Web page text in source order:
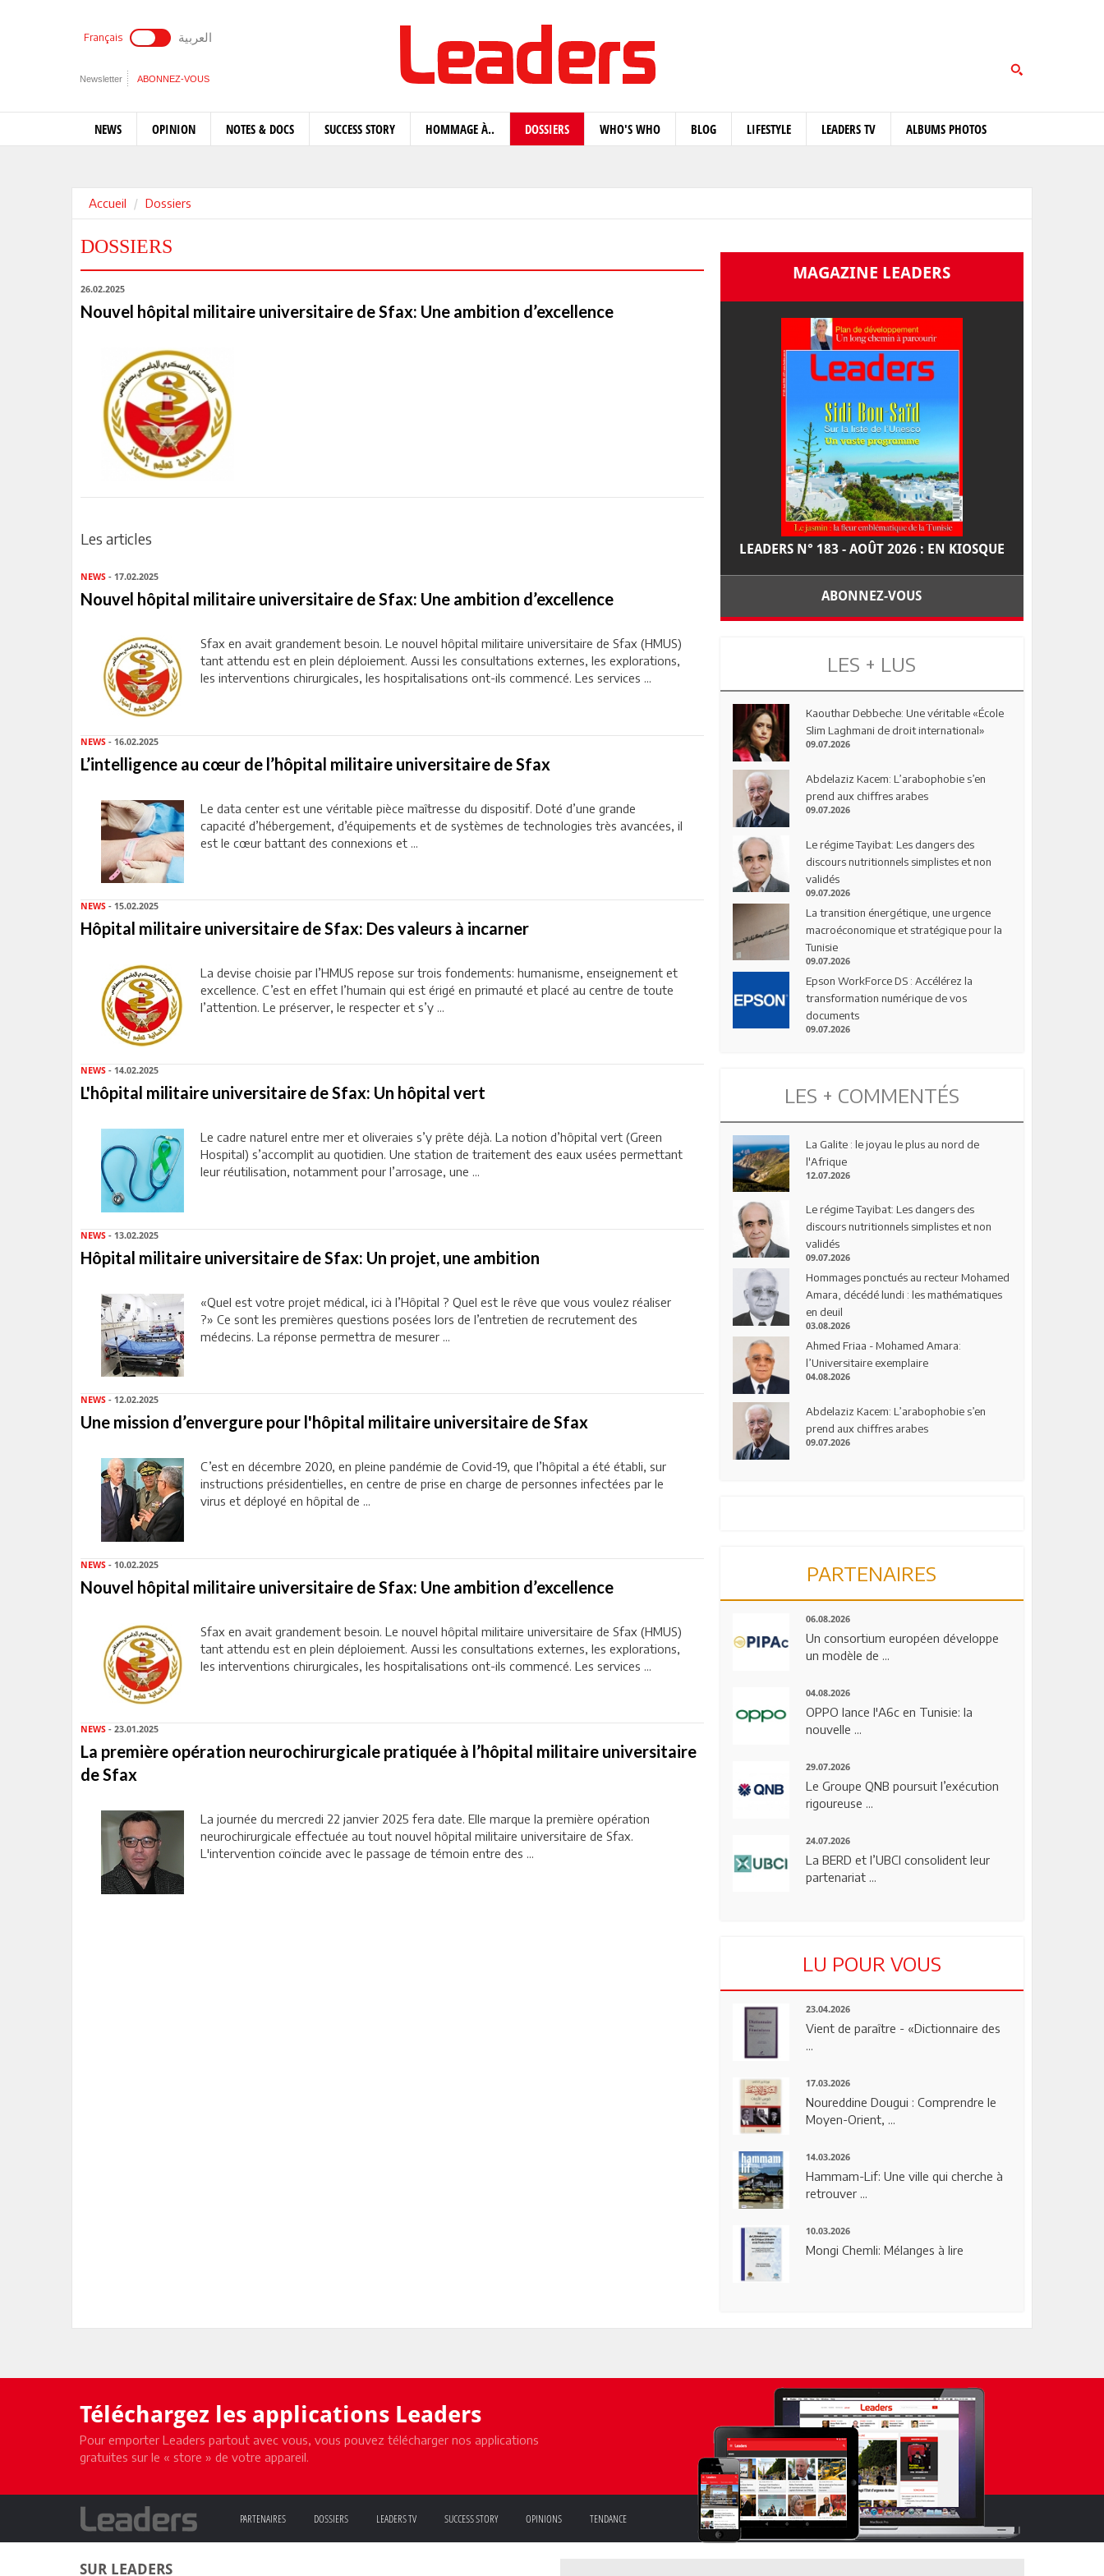
Français العربية
Newsletter ABONNEZ-VOUS
NEWS OPINION NOTES & DOCS SUCCESS STORY HOMMAGE À.. DOSSIERS WHO'S WHO BLOG LIFESTYLE LEADERS TV ALBUMS PHOTOS
Accueil Dossiers
DOSSIERS
26.02.2025
Nouvel hôpital militaire universitaire de Sfax: Une ambition d’excellence
Les articles
NEWS - 17.02.2025
Nouvel hôpital militaire universitaire de Sfax: Une ambition d’excellence
Sfax en avait grandement besoin. Le nouvel hôpital militaire universitaire de Sfax (HMUS)
tant attendu est en plein déploiement. Aussi les consultations externes, les explorations,
les interventions chirurgicales, les hospitalisations ont-ils commencé. Les services ...
NEWS - 16.02.2025
L’intelligence au cœur de l’hôpital militaire universitaire de Sfax
Le data center est une véritable pièce maîtresse du dispositif. Doté d’une grande
capacité d’hébergement, d’équipements et de systèmes de technologies très avancées, il
est le cœur battant des connexions et ...
NEWS - 15.02.2025
Hôpital militaire universitaire de Sfax: Des valeurs à incarner
La devise choisie par l’HMUS repose sur trois fondements: humanisme, enseignement et
excellence. C’est en effet l’humain qui est érigé en primauté et placé au centre de toute
l’attention. Le préserver, le respecter et s’y ...
NEWS - 14.02.2025
L'hôpital militaire universitaire de Sfax: Un hôpital vert
Le cadre naturel entre mer et oliveraies s’y prête déjà. La notion d’hôpital vert (Green
Hospital) s’accomplit au quotidien. Une station de traitement des eaux usées permettant
leur réutilisation, notamment pour l’arrosage, une ...
NEWS - 13.02.2025
Hôpital militaire universitaire de Sfax: Un projet, une ambition
«Quel est votre projet médical, ici à l’Hôpital ? Quel est le rêve que vous voulez réaliser
?» Ce sont les premières questions posées lors de l’entretien de recrutement des
médecins. La réponse permettra de mesurer ...
NEWS - 12.02.2025
Une mission d’envergure pour l'hôpital militaire universitaire de Sfax
C’est en décembre 2020, en pleine pandémie de Covid-19, que l’hôpital a été établi, sur
instructions présidentielles, en centre de prise en charge de personnes infectées par le
virus et déployé en hôpital de ...
NEWS - 10.02.2025
Nouvel hôpital militaire universitaire de Sfax: Une ambition d’excellence
Sfax en avait grandement besoin. Le nouvel hôpital militaire universitaire de Sfax (HMUS)
tant attendu est en plein déploiement. Aussi les consultations externes, les explorations,
les interventions chirurgicales, les hospitalisations ont-ils commencé. Les services ...
NEWS - 23.01.2025
La première opération neurochirurgicale pratiquée à l’hôpital militaire universitaire
de Sfax
La journée du mercredi 22 janvier 2025 fera date. Elle marque la première opération
neurochirurgicale effectuée au tout nouvel hôpital militaire universitaire de Sfax.
L'intervention coïncide avec le passage de témoin entre des ...
MAGAZINE LEADERS
LEADERS N° 183 - AOÛT 2026 : EN KIOSQUE
ABONNEZ-VOUS
LES + LUS
Kaouthar Debbeche: Une véritable «École
Slim Laghmani de droit international»
09.07.2026
Abdelaziz Kacem: L’arabophobie s’en
prend aux chiffres arabes
09.07.2026
Le régime Tayibat: Les dangers des
discours nutritionnels simplistes et non
validés
09.07.2026
La transition énergétique, une urgence
macroéconomique et stratégique pour la
Tunisie
09.07.2026
Epson WorkForce DS : Accélérez la
transformation numérique de vos
documents
09.07.2026
LES + COMMENTÉS
La Galite : le joyau le plus au nord de
l'Afrique
12.07.2026
Le régime Tayibat: Les dangers des
discours nutritionnels simplistes et non
validés
09.07.2026
Hommages ponctués au recteur Mohamed
Amara, décédé lundi : les mathématiques
en deuil
03.08.2026
Ahmed Friaa - Mohamed Amara:
l’Universitaire exemplaire
04.08.2026
Abdelaziz Kacem: L’arabophobie s’en
prend aux chiffres arabes
09.07.2026
PARTENAIRES
06.08.2026
Un consortium européen développe
un modèle de ...
04.08.2026
OPPO lance l'A6c en Tunisie: la
nouvelle ...
29.07.2026
Le Groupe QNB poursuit l’exécution
rigoureuse ...
24.07.2026
La BERD et l’UBCI consolident leur
partenariat ...
LU POUR VOUS
23.04.2026
Vient de paraître - «Dictionnaire des
...
17.03.2026
Noureddine Dougui : Comprendre le
Moyen-Orient, ...
14.03.2026
Hammam-Lif: Une ville qui cherche à
retrouver ...
10.03.2026
Mongi Chemli: Mélanges à lire
Téléchargez les applications Leaders
Pour emporter Leaders partout avec vous, vous pouvez télécharger nos applications
gratuites sur le « store » de votre appareil.
PARTENAIRES DOSSIERS LEADERS TV SUCCESS STORY OPINIONS TENDANCE
SUR LEADERS